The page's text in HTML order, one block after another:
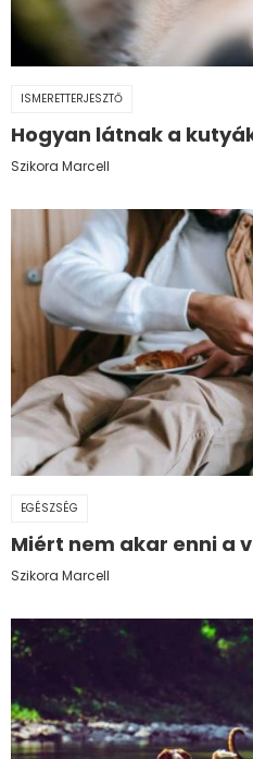
ISMERETTERJESZTŐ
Hogyan látnak a
Szikora Marcell
EGÉSZSÉG
Miért nem akar enni a
Szikora Marcell